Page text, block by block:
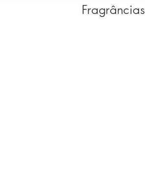
Fragrâncias